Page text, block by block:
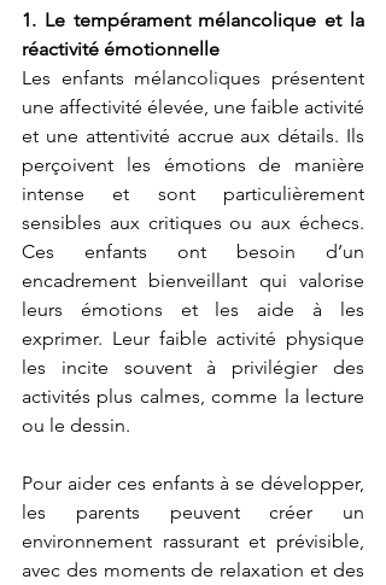
1. Le tempérament mélancolique et la
réactivité émotionnelle
Les enfants mélancoliques présentent
une affectivité élevée, une faible activité
et une attentivité accrue aux détails. Ils
perçoivent les émotions de manière
intense et sont particulièrement
sensibles aux critiques ou aux échecs.
Ces enfants ont besoin d’un
encadrement bienveillant qui valorise
leurs émotions et les aide à les
exprimer. Leur faible activité physique
les incite souvent à privilégier des
activités plus calmes, comme la lecture
ou le dessin.
Pour aider ces enfants à se développer,
les parents peuvent créer un
environnement rassurant et prévisible,
avec des moments de relaxation et des